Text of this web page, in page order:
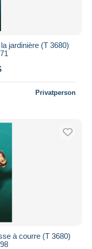
jardinière (T 3680)
Privatperson
à courre (T 3680)